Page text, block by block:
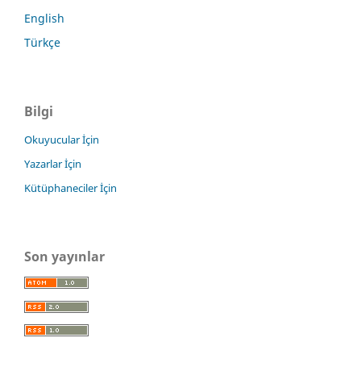
English
Türkçe
Bilgi
Okuyucular İçin
Yazarlar İçin
Kütüphaneciler İçin
Son yayınlar